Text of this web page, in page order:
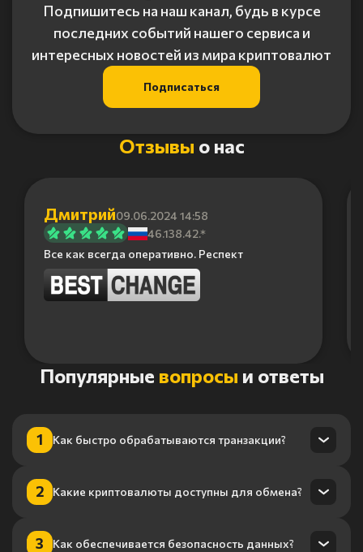
Подпишитесь на наш канал, будь в курсе
последних событий нашего сервиса и
интересных новостей из мира криптовалют
Подписаться
Отзывы о нас
Дмитрий09.06.2024 14:58
46.138.42.*
Все как всегда оперативно. Респект
Популярные вопросы и ответы
1 Как быстро обрабатываются транзакции?
Транзакции обрабатываются в течение нескольких минут
благодаря нашему высокопроизводительному
2 Какие криптовалюты доступны для обмена?
Мы поддерживаем более 100 криптовалют, включая
3 Как обеспечивается безопасность данных?